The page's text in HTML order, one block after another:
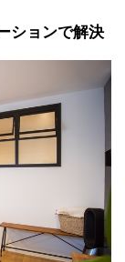
ションで解決